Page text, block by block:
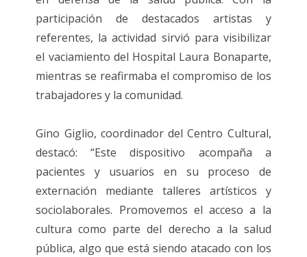
participación de destacados artistas y
referentes, la actividad sirvió para visibilizar
el vaciamiento del Hospital Laura Bonaparte,
mientras se reafirmaba el compromiso de los
trabajadores y la comunidad.
Gino Giglio, coordinador del Centro Cultural,
destacó: “Este dispositivo acompaña a
pacientes y usuarios en su proceso de
externación mediante talleres artísticos y
sociolaborales. Promovemos el acceso a la
cultura como parte del derecho a la salud
pública, algo que está siendo atacado con los